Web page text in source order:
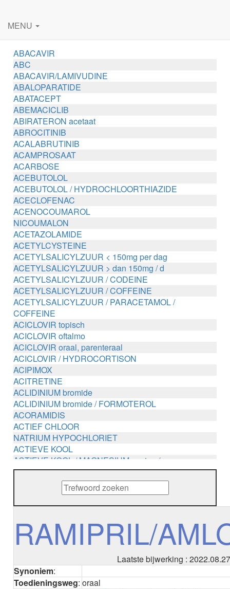
MENU
ABACAVIR
ABC
ABACAVIR/LAMIVUDINE
ABALOPARATIDE
ABATACEPT
ABEMACICLIB
ABIRATERON acetaat
ABROCITINIB
ACALABRUTINIB
ACAMPROSAAT
ACARBOSE
ACEBUTOLOL
ACEBUTOLOL / HYDROCHLOORTHIAZIDE
ACECLOFENAC
ACENOCOUMAROL
NICOUMALON
ACETAZOLAMIDE
ACETYLCYSTEINE
ACETYLSALICYLZUUR < 150mg per dag
ACETYLSALICYLZUUR > dan 150mg / d
ACETYLSALICYLZUUR / CODEINE
ACETYLSALICYLZUUR / COFFEINE
ACETYLSALICYLZUUR / PARACETAMOL /
COFFEINE
ACICLOVIR topisch
ACICLOVIR oftalmo
ACICLOVIR oraal, parenteraal
ACICLOVIR / HYDROCORTISON
ACIPIMOX
ACITRETINE
ACLIDINIUM bromide
ACLIDINIUM bromide / FORMOTEROL
ACORAMIDIS
ACTIEF CHLOOR
NATRIUM HYPOCHLORIET
ACTIEVE KOOL
ACTIEVE KOOL / MAGNESIUM zouten /
METHENAMINE
ADALIMUMAB
ADAPALEEN
ADAPALEEN / BENZOYLPEROXIDE
ADENOSINE
AESCINE
AFLIBERCEPT parenteraal
AFLIBERCEPT intravitreaal
RAMIPRIL/
Laatste bijwerking :
Synoniem:
Toedieningsweg: oraal